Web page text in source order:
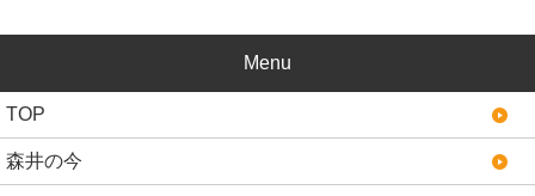
Menu
TOP
森井の今